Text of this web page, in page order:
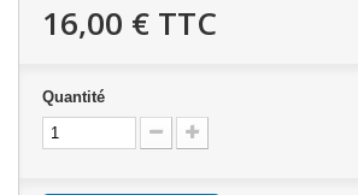
16,00 € TTC
Quantité